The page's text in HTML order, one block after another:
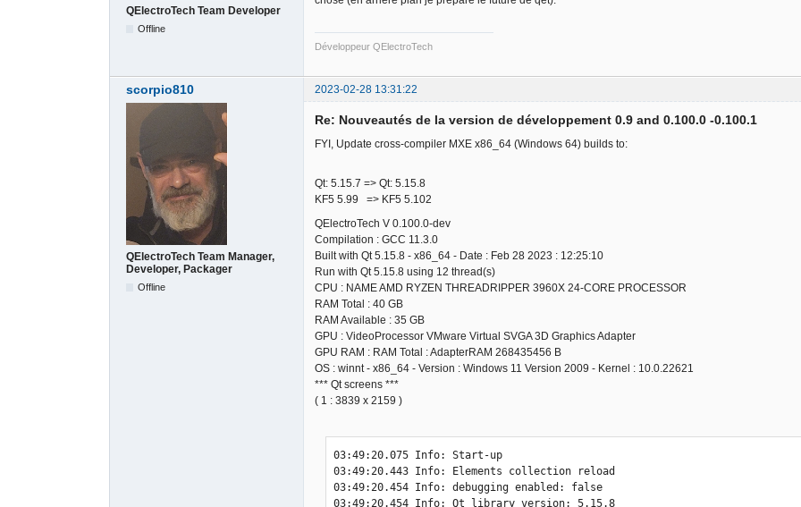
QElectroTech Team Developer
Offline
Développeur QElectroTech
scorpio810 2023-02-28 13:31:22
QElectroTech Team Manager,
Developer, Packager
Offline
Re: Nouveautés de la version de développement 0.9 and 0.100.0 -0.100.1
FYI, Update cross-compiler MXE x86_64 (Windows 64) builds to:
Qt: 5.15.7 => Qt: 5.15.8
KF5 5.99 => KF5 5.102
QElectroTech V 0.100.0-dev
Compilation : GCC 11.3.0
Built with Qt 5.15.8 - x86_64 - Date : Feb 28 2023 : 12:25:10
Run with Qt 5.15.8 using 12 thread(s)
CPU : NAME AMD RYZEN THREADRIPPER 3960X 24-CORE PROCESSOR
RAM Total : 40 GB
RAM Available : 35 GB
GPU : VideoProcessor VMware Virtual SVGA 3D Graphics Adapter
GPU RAM : RAM Total : AdapterRAM 268435456 B
OS : winnt - x86_64 - Version : Windows 11 Version 2009 - Kernel : 10.0.22621
*** Qt screens ***
( 1 : 3839 x 2159 )
03:49:20.075 Info: Start-up
03:49:20.443 Info: Elements collection reload
03:49:20.454 Info: debugging enabled: false
03:49:20.454 Info: Qt library version: 5.15.8